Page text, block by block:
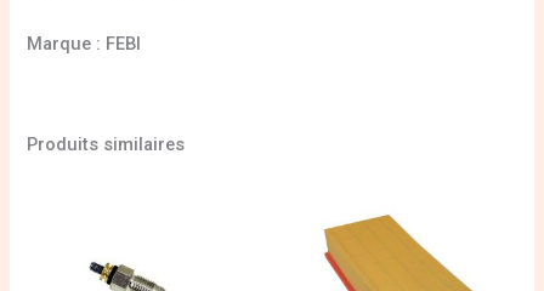
Marque : FEBI
Produits similaires